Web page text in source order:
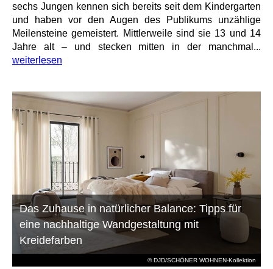
sechs Jungen kennen sich bereits seit dem Kindergarten
und haben vor den Augen des Publikums unzählige
Meilensteine gemeistert. Mittlerweile sind sie 13 und 14
Jahre alt – und stecken mitten in der manchmal...
weiterlesen
© DJD/SCHÖNER WOHNEN-Kollektion
Das Zuhause in natürlicher Balance: Tipps für
eine nachhaltige Wandgestaltung mit
Kreidefarben